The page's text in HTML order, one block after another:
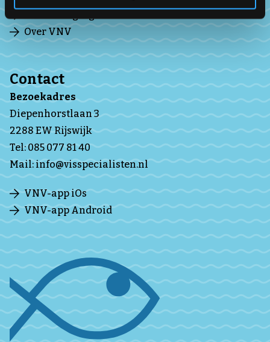
Over VNV
Contact
Bezoekadres
Diepenhorstlaan 3
2288 EW Rijswijk
Tel:085 077 81 40
Mail:info@visspecialisten.nl
VNV-app iOs
VNV-app Android